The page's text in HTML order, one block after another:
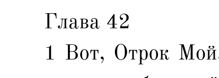
Глава 42
1 Вот, Отрок